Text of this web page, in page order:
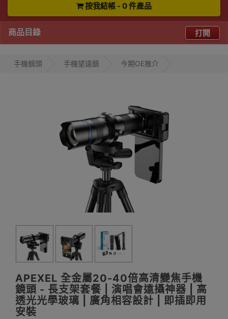
按我結帳 - 0 件產品
商品目錄 打開
手機鏡頭 手機望遠鏡 今期OE推介
APEXEL 全金屬20-40倍高清變焦手機
鏡頭 - 長支架套餐 | 演唱會遠攝神器 | 高
透光光學玻璃 | 廣角相容設計 | 即插即用
安裝